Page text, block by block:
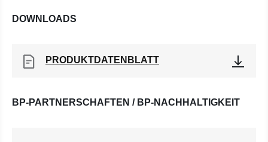
DOWNLOADS
PRODUKTDATENBLATT
BP-PARTNERSCHAFTEN / BP-NACHHALTIGKEIT